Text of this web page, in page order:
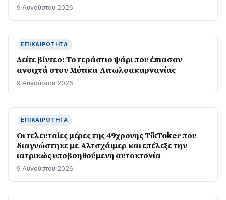
9 Αυγούστου 2026
ΕΠΙΚΑΙΡΌΤΗΤΑ
Δείτε βίντεο: Το τεράστιο ψάρι που έπιασαν
ανοιχτά στον Μύτικα Αιτωλοακαρνανίας
9 Αυγούστου 2026
ΕΠΙΚΑΙΡΌΤΗΤΑ
Οι τελευταίες μέρες της 49χρονης TikToker που
διαγνώστηκε με Αλτσχάιμερ και επέλεξε την
ιατρικώς υποβοηθούμενη αυτοκτονία
9 Αυγούστου 2026